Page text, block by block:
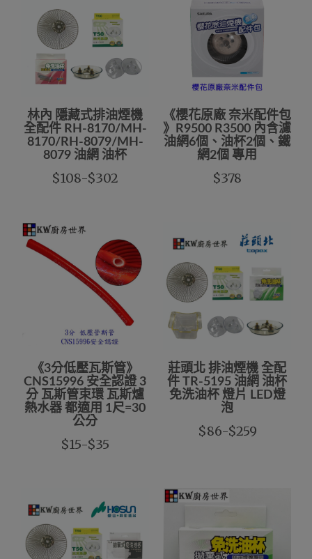
林內 隱藏式排油煙機
全配件 RH-8170/MH-
8170/RH-8079/MH-
8079 油網 油杯
$108-$302
《櫻花原廠 奈米配件包
》R9500 R3500 內含濾
油網6個、油杯2個、鐵
網2個 專用
$378
《3分低壓瓦斯管》
CNS15996 安全認證 3
分 瓦斯管束環 瓦斯爐
熱水器 都適用 1尺=30
公分
$15-$35
莊頭北 排油煙機 全配
件 TR-5195 油網 油杯
免洗油杯 燈片 LED燈
泡
$86-$259